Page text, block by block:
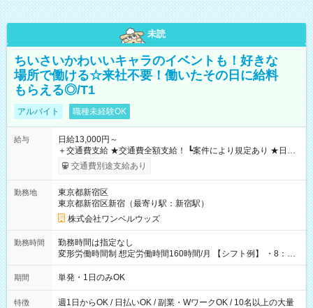
未読
ちいさいかわいいキャラのイベントも！好きな
場所で働ける☆来社不要！働いたその日に給料
もらえる◎/T1
アルバイト 職種未経験OK
給与
日給13,000円～
＋交通費支給 ★交通費全額支給！ ┗案件により規定あり ★日払
いOK！（規定あり） ┗働いたその日に現金GET♪ お仕事後はコ
ンビニATMから 日払い分を引き落とせます！ 【試用期間】試
交通費別途支給あり
勤務地
東京都新宿区
東京都新宿区新宿（最寄り駅：新宿駅）
株式会社ワンベルウッズ
勤務時間
勤務時間は指定なし
変形労働時間制 想定労働時間160時間/月 【シフト例】 ・8：00
～21：00
期間 単発・1日のみOK
特徴
週1日からOK / 日払いOK / 副業・WワークOK / 10名以上の大量